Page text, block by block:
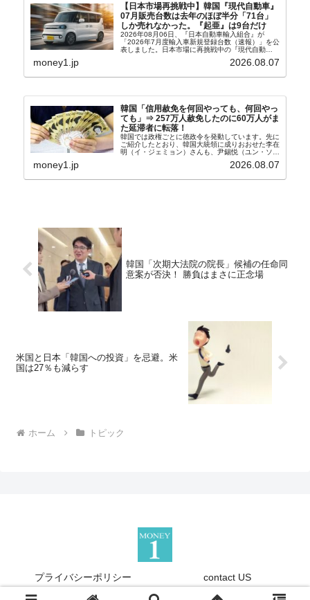
【日本市場再挑戦中】韓国『現代自動車』
07月販売台数は去年のほぼ半分「71台」
しか売れなかった。『起亜』は9台だけ
2026年08月06日、『日本自動車輸入組合』が
「2026年7月度輸入車新規登録台数（速報）」を公
表しました。日本市場に再挑戦中の『現代自動
台数はこの中に捉えられているはずです。先月から
money1.jp 2026.08.07
韓国「信用赦免を何回やっても、何回やっ
ても」⇒ 257万人赦免したのに60万人がま
た延滞者に転落！
韓国では政権ごとに徳政令を発動しています。先に
ご紹介したとおり、韓国大統領に成りおおせた李在
明（イ・ジェミョン）さんも、尹錫悦（ユン・ソギ
ョル）前政権が行った――「新出発基金」をバッド
バンクにして不良債権の買い取りを行い、分割償還
money1.jp 2026.08.07
韓国「次期大法院の院長」候補の任命同
意案が否決！ 勝負はまさに正念場
米国と日本「韓国への投資」を忌避。米
国は27％も減らす
ホーム トピック
プライバシーポリシー contact US